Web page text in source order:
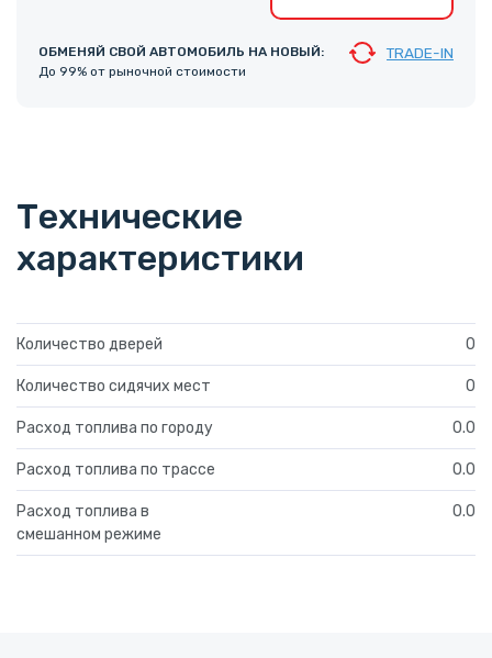
ОБМЕНЯЙ СВОЙ АВТОМОБИЛЬ НА НОВЫЙ:
До 99% от рыночной стоимости
TRADE-IN
Технические
характеристики
Количество дверей 0
Количество сидячих мест 0
Расход топлива по городу 0.0
Расход топлива по трассе 0.0
Расход топлива в
смешанном режиме
0.0